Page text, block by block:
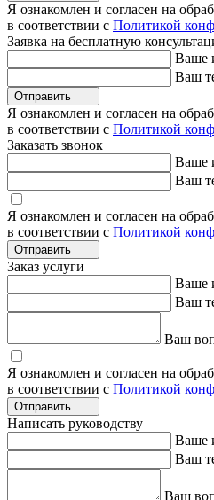
Я ознакомлен и согласен на
в соответствии с Политикой
Заявка на бесплатную
Ваше
Ваш
Отправить
Я ознакомлен и согласен на
в соответствии с Политикой
Заказать звонок
Ваше
Ваш
Я ознакомлен и согласен на
в соответствии с Политикой
Отправить
Заказ услуги
Ваше
Ваш
Ваш
Я ознакомлен и согласен на
в соответствии с Политикой
Отправить
Написать руководству
Ваше
Ваш
Ваш